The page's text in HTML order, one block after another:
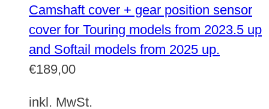
Camshaft cover + gear position sensor
cover for Touring models from 2023.5 up
and Softail models from 2025 up.
€189,00
inkl. MwSt.